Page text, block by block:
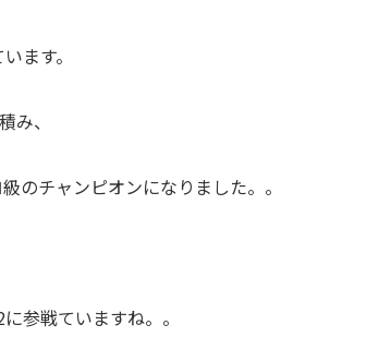
ます。
み、
のチャンピオンになりました。。
参戦ていますね。。